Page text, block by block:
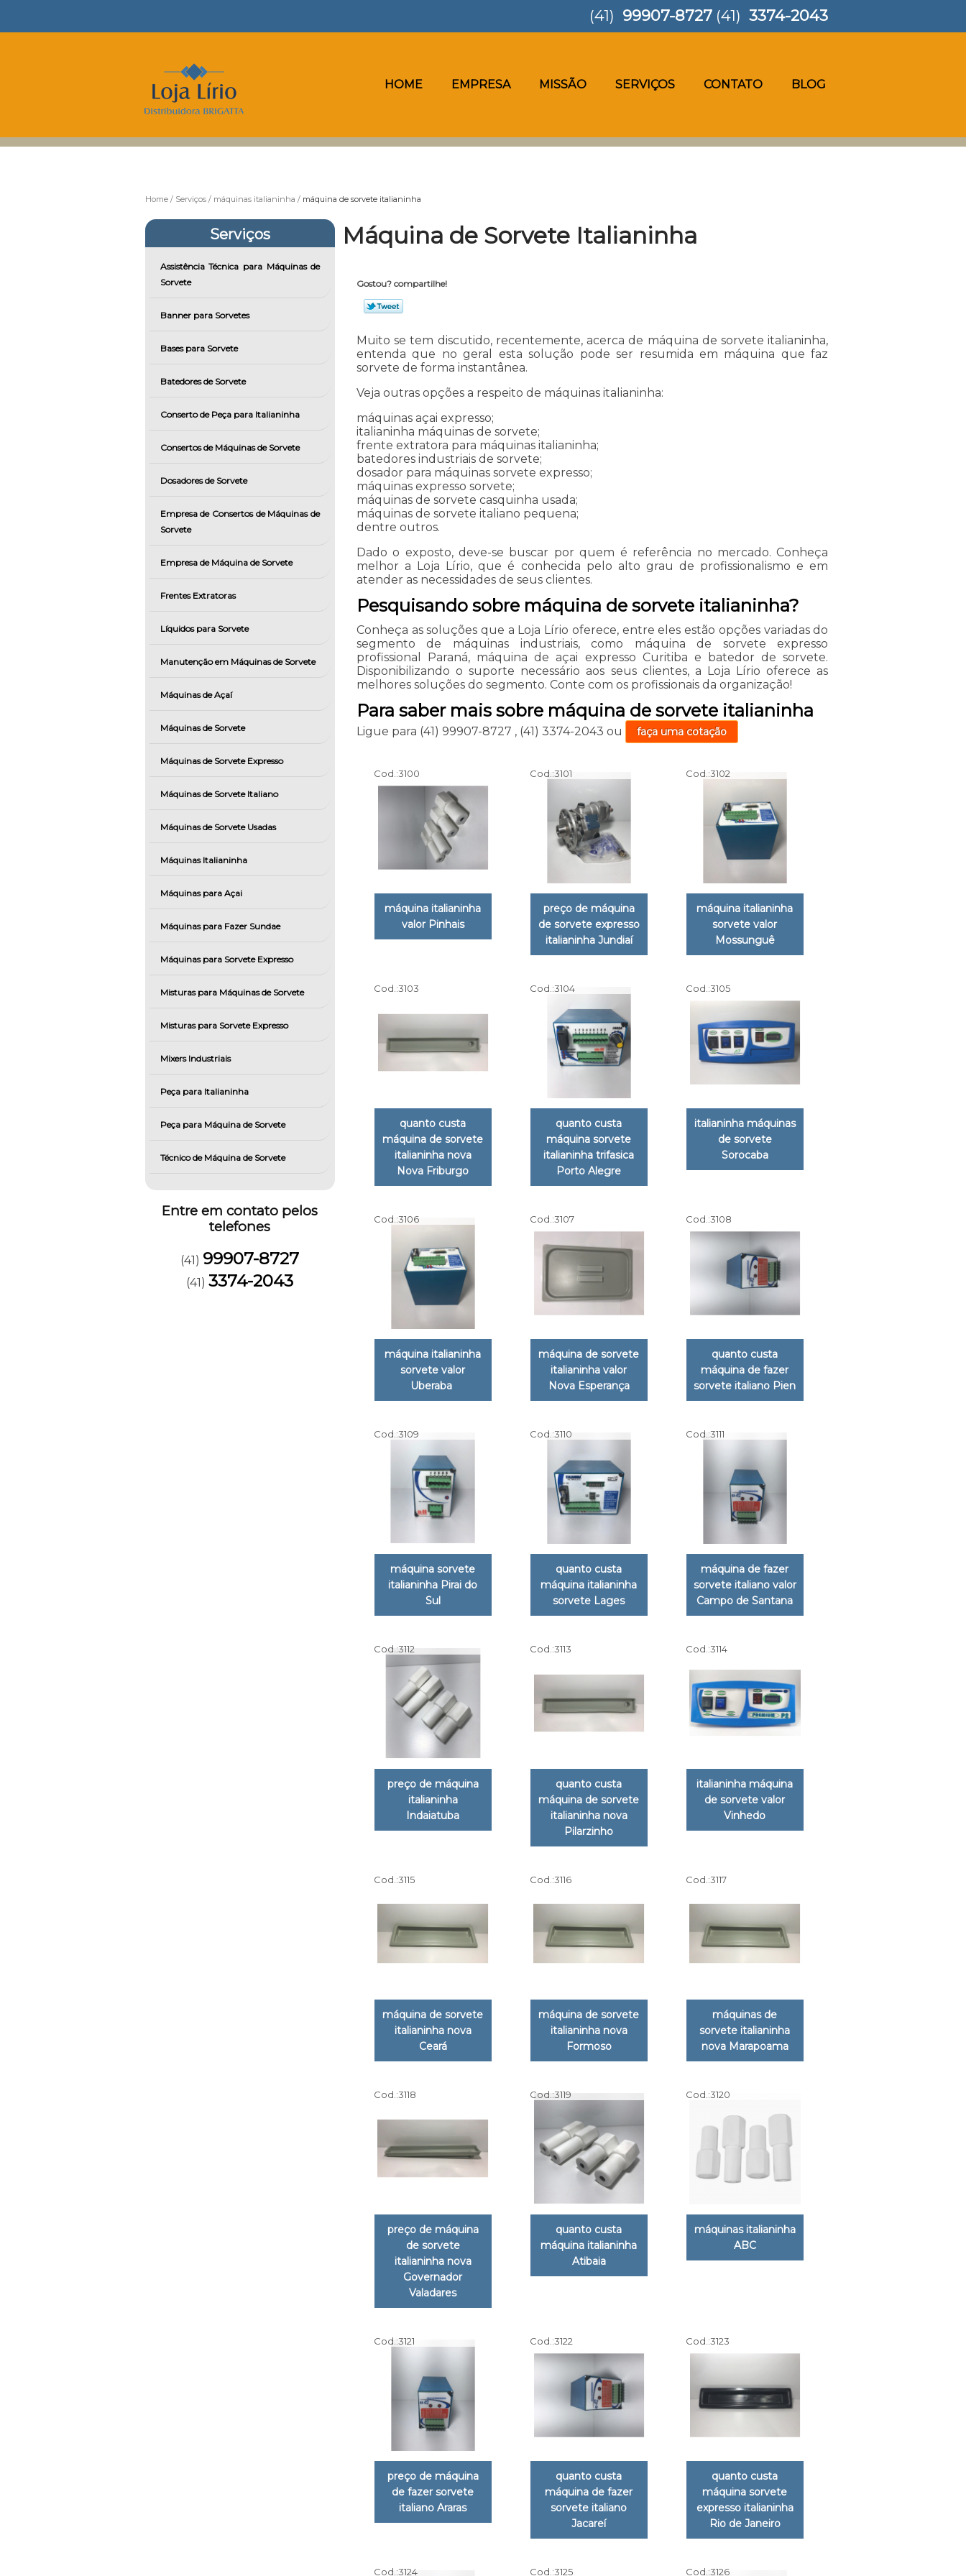
HOME EMPRESA MISSÃO SERVIÇOS CONTATO BLOG
(41) 99907-8727 (41) 3374-2043
Home Serviços máquinas italianinha máquina de sorvete italianinha
Serviços
Assistência Técnica para Máquinas de
Sorvete
Banner para Sorvetes
Bases para Sorvete
Batedores de Sorvete
Conserto de Peça para Italianinha
Consertos de Máquinas de Sorvete
Dosadores de Sorvete
Empresa de Consertos de Máquinas de
Sorvete
Empresa de Máquina de Sorvete
Frentes Extratoras
Líquidos para Sorvete
Manutenção em Máquinas de Sorvete
Máquinas de Açaí
Máquinas de Sorvete
Máquinas de Sorvete Expresso
Máquinas de Sorvete Italiano
Máquinas de Sorvete Usadas
Máquinas Italianinha
Máquinas para Açai
Máquinas para Fazer Sundae
Máquinas para Sorvete Expresso
Misturas para Máquinas de Sorvete
Misturas para Sorvete Expresso
Mixers Industriais
Peça para Italianinha
Peça para Máquina de Sorvete
Técnico de Máquina de Sorvete
Entre em contato pelos
telefones
(41) 99907-8727
(41)3374-2043
Máquina de Sorvete Italianinha
Gostou? compartilhe!
Muito se tem discutido, recentemente, acerca de máquina de sorvete italianinha,
entenda que no geral esta solução pode ser resumida em máquina que faz
sorvete de forma instantânea.
Veja outras opções a respeito de máquinas italianinha:
máquinas açai expresso;
italianinha máquinas de sorvete;
frente extratora para máquinas italianinha;
batedores industriais de sorvete;
dosador para máquinas sorvete expresso;
máquinas expresso sorvete;
máquinas de sorvete casquinha usada;
máquinas de sorvete italiano pequena;
dentre outros.
Dado o exposto, deve-se buscar por quem é referência no mercado. Conheça
melhor a Loja Lírio, que é conhecida pelo alto grau de profissionalismo e em
atender as necessidades de seus clientes.
Pesquisando sobre máquina de sorvete italianinha?
Conheça as soluções que a Loja Lírio oferece, entre eles estão opções variadas do
segmento de máquinas industriais, como máquina de sorvete expresso
profissional Paraná, máquina de açai expresso Curitiba e batedor de sorvete.
Disponibilizando o suporte necessário aos seus clientes, a Loja Lírio oferece as
melhores soluções do segmento. Conte com os profissionais da organização!
Para saber mais sobre máquina de sorvete italianinha
Ligue para (41) 99907-8727 , (41) 3374-2043 ou faça uma cotação
Cod.:3100
máquina italianinha
valor Pinhais
Cod.:3101
preço de máquina
de sorvete expresso
italianinha Jundiaí
Cod.:3102
máquina italianinha
sorvete valor
Mossunguê
Cod.:3103
quanto custa
máquina de sorvete
italianinha nova
Nova Friburgo
Cod.:3104
quanto custa
máquina sorvete
italianinha trifasica
Porto Alegre
Cod.:3105
italianinha máquinas
de sorvete
Sorocaba
Cod.:3106
máquina italianinha
sorvete valor
Uberaba
Cod.:3107
máquina de sorvete
italianinha valor
Nova Esperança
Cod.:3108
quanto custa
máquina de fazer
sorvete italiano Pien
Cod.:3109
máquina sorvete
italianinha Pirai do
Sul
Cod.:3110
quanto custa
máquina italianinha
sorvete Lages
Cod.:3111
máquina de fazer
sorvete italiano valor
Campo de Santana
Cod.:3112
preço de máquina
italianinha
Indaiatuba
Cod.:3113
quanto custa
máquina de sorvete
italianinha nova
Pilarzinho
Cod.:3114
italianinha máquina
de sorvete valor
Vinhedo
Cod.:3115
máquina de sorvete
italianinha nova
Ceará
Cod.:3116
máquina de sorvete
italianinha nova
Formoso
Cod.:3117
máquinas de
sorvete italianinha
nova Marapoama
Cod.:3118
preço de máquina
de sorvete
italianinha nova
Governador
Valadares
Cod.:3119
quanto custa
máquina italianinha
Atibaia
Cod.:3120
máquinas italianinha
ABC
Cod.:3121
preço de máquina
de fazer sorvete
italiano Araras
Cod.:3122
quanto custa
máquina de fazer
sorvete italiano
Jacareí
Cod.:3123
quanto custa
máquina sorvete
expresso italianinha
Rio de Janeiro
Cod.:3124 Cod.:3125 Cod.:3126